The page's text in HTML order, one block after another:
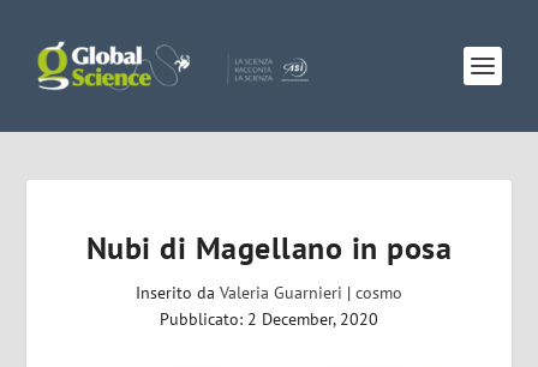
Nubi di Magellano in posa
Inserito da Valeria Guarnieri | cosmo
Pubblicato: 2 December, 2020